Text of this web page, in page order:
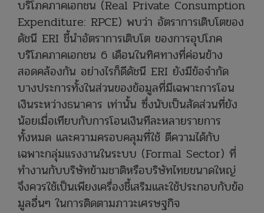
บริโภคภาคเอกชน (Real Private Consumption
Expenditure: RPCE) พบว่า อัตราการเติบโตของ
ดัชนี ERI ชี้นำอัตราการเติบโต ของการอุปโภค
บริโภคภาคเอกชน 6 เดือนในทิศทางที่ค่อนข้าง
สอดคล้องกัน อย่างไรก็ดีดัชนี ERI ยังมีข้อจำกัด
บางประการทั้งในส่วนของข้อมูลที่มีเฉพาะการโอน
เงินระหว่างธนาคาร เท่านั้น ซึ่งนับเป็นสัดส่วนที่ยัง
น้อยเมื่อเทียบกับการโอนเงินทีละหลายรายการ
ทั้งหมด และความครอบคลุมที่ใช้ ตีความได้กับ
เฉพาะกลุ่มแรงงานในระบบ (Formal Sector) ที่
ทำงานกับบริษัทข้ามชาติหรือบริษัทไทยขนาดใหญ่
จึงควรใช้เป็นเพียงเครื่องชี้เสริมและใช้ประกอบกับข้อ
มูลอื่นๆ ในการติดตามภาวะเศรษฐกิจ